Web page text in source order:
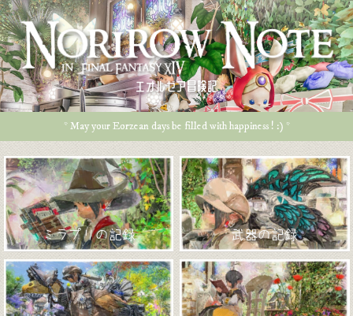
エオルゼア冒険記
* May your Eorzean days be filled with happiness ! :) *
ミラプリの記録 武器の記録